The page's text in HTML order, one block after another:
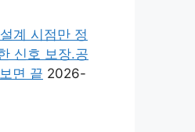
계 시점만 정
신호 보장.공
면 끝 2026-